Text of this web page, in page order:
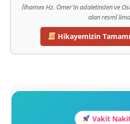
İlhamını Hz. Ömer'in adaletinden ve
alan resmî
Hikayemizin
Vakit